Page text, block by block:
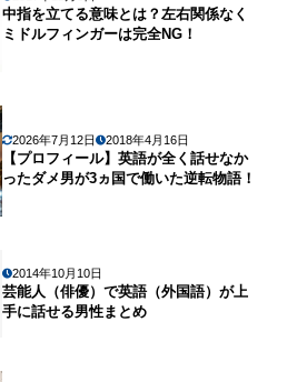
中指を立てる意味とは？左右関係なく
ミドルフィンガーは完全NG！
2026年7月12日 2018年4月16日
【プロフィール】英語が全く話せなか
ったダメ男が3ヵ国で働いた逆転物語！
2014年10月10日
芸能人（俳優）で英語（外国語）が上
手に話せる男性まとめ